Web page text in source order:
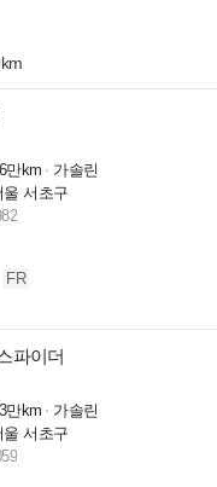
6만km
가솔린
울 서초구
FR
파이더
3만km
가솔린
울 서초구